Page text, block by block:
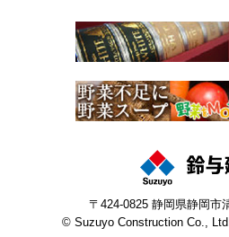
〒424-0825 静岡県静岡市
© Suzuyo Construction Co.,